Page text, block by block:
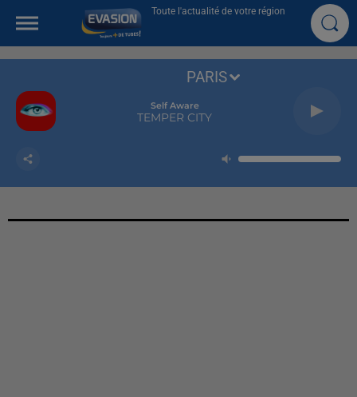
Toute l'actualité de votre région
Self Aware
TEMPER CITY
PARIS